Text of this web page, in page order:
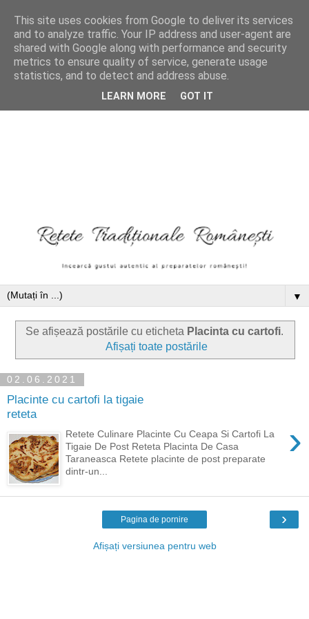
▼
Se afișează postările cu eticheta Placinta cu cartofi.
Afișați toate postările
02.06.2021
Placinte cu cartofi la tigaie
reteta
›
Retete Culinare Placinte Cu Ceapa Si Cartofi La
Tigaie De Post Reteta Placinta De Casa
Taraneasca Retete placinte de post preparate
dintr-un...
›
Pagina de pornire
Afișați versiunea pentru web
This site uses cookies from Google to deliver its services
and to analyze traffic. Your IP address and user-agent are
shared with Google along with performance and security
metrics to ensure quality of service, generate usage
statistics, and to detect and address abuse.
LEARN MORE GOT IT